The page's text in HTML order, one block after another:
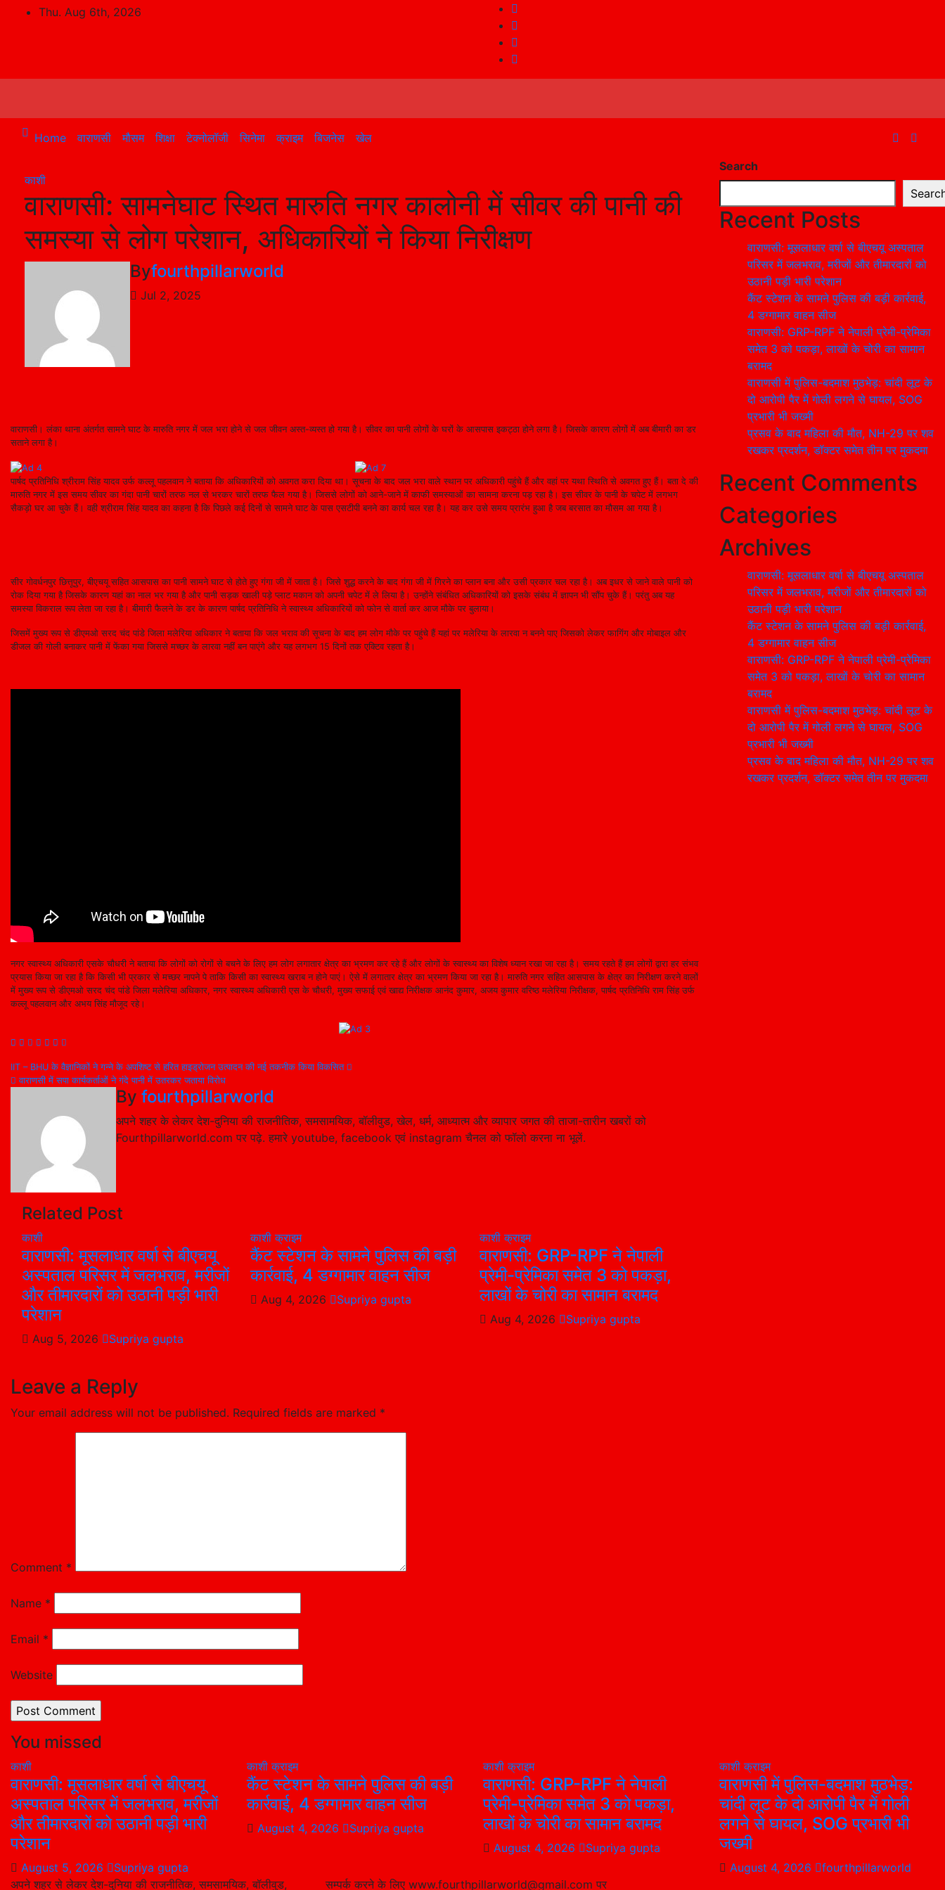
Thu. Aug 6th, 2026
Home वाराणसी मौसम शिक्षा टेक्नोलॉजी सिनेमा क्राइम बिजनेस खेल
काशी
वाराणसी: सामनेघाट स्थित मारुति नगर कालोनी में सीवर की पानी की
समस्या से लोग परेशान, अधिकारियों ने किया निरीक्षण
Byfourthpillarworld
Jul 2, 2025
वाराणसी। लंका थाना अंतर्गत सामने घाट के मारुति नगर में जल भरा होने से जल जीवन अस्त-व्यस्त हो गया है। सीवर का पानी लोगों के घरों के आसपास इकट्ठा होने लगा है। जिसके कारण लोगों में अब बीमारी का डर
सताने लगा है।
पार्षद प्रतिनिधि श्रीराम सिंह यादव उर्फ कल्लू पहलवान ने बताया कि अधिकारियों को अवगत करा दिया था। सूचना के बाद जल भरा वाले स्थान पर अधिकारी पहुंचे हैं और वहां पर यथा स्थिति से अवगत हुए हैं। बता दे की
मारुति नगर में इस समय सीवर का गंदा पानी चारों तरफ नल से भरकर चारों तरफ फैल गया है। जिससे लोगों को आने-जाने में काफी समस्याओं का सामना करना पड़ रहा है। इस सीवर के पानी के चपेट में लगभग
सैकड़ो घर आ चुके हैं। वही श्रीराम सिंह यादव का कहना है कि पिछले कई दिनों से सामने घाट के पास एसटीपी बनने का कार्य चल रहा है। यह कर उसे समय प्रारंभ हुआ है जब बरसात का मौसम आ गया है।
सीर गोवर्धनपुर छित्तूपुर, बीएचयू सहित आसपास का पानी सामने घाट से होते हुए गंगा जी में जाता है। जिसे शुद्ध करने के बाद गंगा जी में गिरने का प्लान बना और उसी प्रकार चल रहा है। अब इधर से जाने वाले पानी को
रोक दिया गया है जिसके कारण यहां का नाल भर गया है और पानी सड़क खाली पड़े प्लाट मकान को अपनी चपेट में ले लिया है। उन्होंने संबंधित अधिकारियों को इसके संबंध में ज्ञापन भी सौंप चुके हैं। परंतु अब यह
समस्या विकराल रूप लेता जा रहा है। बीमारी फैलने के डर के कारण पार्षद प्रतिनिधि ने स्वास्थ्य अधिकारियों को फोन से वार्ता कर आज मौके पर बुलाया।
जिसमें मुख्य रूप से डीएमओ सरद चंद पांडे जिला मलेरिया अधिकार ने बताया कि जल भराव की सूचना के बाद हम लोग मौके पर पहुंचे हैं यहां पर मलेरिया के लारवा न बनने पाए जिसको लेकर फागिंग और मोबाइल और
डीजल की गोली बनाकर पानी में फेंका गया जिससे मच्छर के लारवा नहीं बन पाएंगे और यह लगभग 15 दिनों तक एक्टिव रहता है।
नगर स्वास्थ्य अधिकारी एसके चौधरी ने बताया कि लोगों को रोगों से बचने के लिए हम लोग लगातार क्षेत्र का भ्रमण कर रहे हैं और लोगों के स्वास्थ्य का विशेष ध्यान रखा जा रहा है। समय रहते हैं हम लोगों द्वारा हर संभव
प्रयास किया जा रहा है कि किसी भी प्रकार से मच्छर नापने पे ताकि किसी का स्वास्थ्य खराब न होने पाएं। ऐसे में लगातार क्षेत्र का भ्रमण किया जा रहा है। मारुति नगर सहित आसपास के क्षेत्र का निरीक्षण करने वालों
में मुख्य रूप से डीएमओ सरद चंद पांडे जिला मलेरिया अधिकार, नगर स्वास्थ्य अधिकारी एस के चौधरी, मुख्य सफाई एवं खाद्य निरीक्षक आनंद कुमार, अजय कुमार वरिष्ठ मलेरिया निरीक्षक, पार्षद प्रतिनिधि राम सिंह उर्फ
कल्लू पहलवान और अभय सिंह मौजूद रहे।
Post
navigation
IIT – BHU के वैज्ञानिकों ने गन्ने के अपशिष्ट से हरित हाइड्रोजन उत्पादन की नई तकनीक किया विकसित
वाराणसी में सपा कार्यकर्ताओं ने गंदे पानी में उतरकर जताया विरोध
By fourthpillarworld
अपने शहर के लेकर देश-दुनिया की राजनीतिक, समसामयिक, बॉलीवुड, खेल, धर्म, आध्यात्म और व्यापार जगत की ताजा-तारीन खबरों को
Fourthpillarworld.com पर पढ़े. हमारे youtube, facebook एवं instagram चैनल को फॉलो करना ना भूलें.
Related Post
काशी
वाराणसी: मूसलाधार वर्षा से बीएचयू
अस्पताल परिसर में जलभराव, मरीजों
और तीमारदारों को उठानी पड़ी भारी
परेशान
Aug 5, 2026 Supriya gupta
काशीक्राइम
कैंट स्टेशन के सामने पुलिस की बड़ी
कार्रवाई, 4 डग्गामार वाहन सीज
Aug 4, 2026 Supriya gupta
काशीक्राइम
वाराणसी: GRP-RPF ने नेपाली
प्रेमी-प्रेमिका समेत 3 को पकड़ा,
लाखों के चोरी का सामान बरामद
Aug 4, 2026 Supriya gupta
Leave a Reply
Your email address will not be published. Required fields are marked *
Comment *
Name *
Email *
Website
Search
Recent Posts
वाराणसी: मूसलाधार वर्षा से बीएचयू अस्पताल
परिसर में जलभराव, मरीजों और तीमारदारों को
उठानी पड़ी भारी परेशान
कैंट स्टेशन के सामने पुलिस की बड़ी कार्रवाई,
4 डग्गामार वाहन सीज
वाराणसी: GRP-RPF ने नेपाली प्रेमी-प्रेमिका
समेत 3 को पकड़ा, लाखों के चोरी का सामान
बरामद
वाराणसी में पुलिस-बदमाश मुठभेड़: चांदी लूट के
दो आरोपी पैर में गोली लगने से घायल, SOG
प्रभारी भी जख्मी
प्रसव के बाद महिला की मौत, NH-29 पर शव
रखकर प्रदर्शन, डॉक्टर समेत तीन पर मुकदमा
Recent Comments
Categories
Archives
वाराणसी: मूसलाधार वर्षा से बीएचयू अस्पताल
परिसर में जलभराव, मरीजों और तीमारदारों को
उठानी पड़ी भारी परेशान
कैंट स्टेशन के सामने पुलिस की बड़ी कार्रवाई,
4 डग्गामार वाहन सीज
वाराणसी: GRP-RPF ने नेपाली प्रेमी-प्रेमिका
समेत 3 को पकड़ा, लाखों के चोरी का सामान
बरामद
वाराणसी में पुलिस-बदमाश मुठभेड़: चांदी लूट के
दो आरोपी पैर में गोली लगने से घायल, SOG
प्रभारी भी जख्मी
प्रसव के बाद महिला की मौत, NH-29 पर शव
रखकर प्रदर्शन, डॉक्टर समेत तीन पर मुकदमा
You missed
काशी
वाराणसी: मूसलाधार वर्षा से बीएचयू
अस्पताल परिसर में जलभराव, मरीजों
और तीमारदारों को उठानी पड़ी भारी
परेशान
August 5, 2026 Supriya gupta
काशीक्राइम
कैंट स्टेशन के सामने पुलिस की बड़ी
कार्रवाई, 4 डग्गामार वाहन सीज
August 4, 2026 Supriya gupta
काशीक्राइम
वाराणसी: GRP-RPF ने नेपाली
प्रेमी-प्रेमिका समेत 3 को पकड़ा,
लाखों के चोरी का सामान बरामद
August 4, 2026 Supriya gupta
काशीक्राइम
वाराणसी में पुलिस-बदमाश मुठभेड़:
चांदी लूट के दो आरोपी पैर में गोली
लगने से घायल, SOG प्रभारी भी
जख्मी
August 4, 2026
fourthpillarworld
अपने शहर से लेकर देश-दुनिया की राजनीतिक, समसामयिक, बॉलीवुड,
सम्पर्क करने के लिए www.fourthpillarworld@gmail.com पर